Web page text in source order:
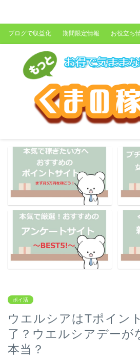
ブログで収益化 期間限定情報 お役立ち
ポイ活
ウエルシアはTポイン
了？ウエルシアデーが
本当？